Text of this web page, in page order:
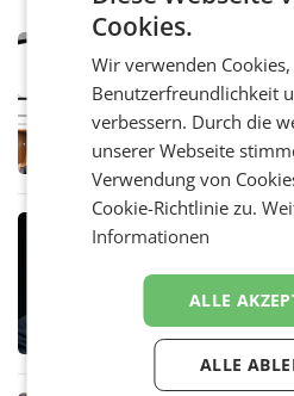
Pilnacek-U-
fordert
WIEN Der
dazu auf, im U-
Ermittlungen
Sektionschefs
Pilnacek, auf
den SN
Mehrere
ORF. Am
die vom neuen
Direktionen
Cookies.
Wir verwenden
Benutzerfreundlichkeit
verbessern. Durch die
unserer Webseite
Verwendung von
Cookie-Richtlinie zu.
Informationen
ALLE
ALLE